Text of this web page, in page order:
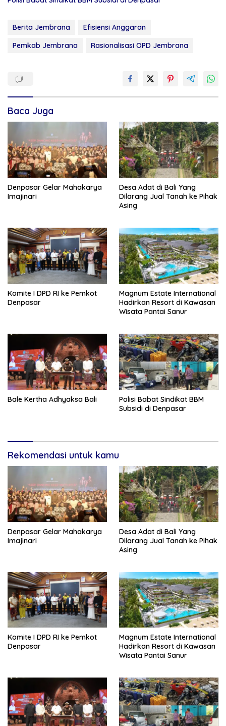
Berita Jembrana
Efisiensi Anggaran
Pemkab Jembrana
Rasionalisasi OPD Jembrana
Baca Juga
Denpasar Gelar Mahakarya
Imajinari
Desa Adat di Bali Yang
Dilarang Jual Tanah ke Pihak
Asing
Komite I DPD RI ke Pemkot
Denpasar
Magnum Estate International
Hadirkan Resort di Kawasan
Wisata Pantai Sanur
Bale Kertha Adhyaksa Bali
Polisi Babat Sindikat BBM
Subsidi di Denpasar
Rekomendasi untuk kamu
Denpasar Gelar Mahakarya
Imajinari
Desa Adat di Bali Yang
Dilarang Jual Tanah ke Pihak
Asing
Komite I DPD RI ke Pemkot
Denpasar
Magnum Estate International
Hadirkan Resort di Kawasan
Wisata Pantai Sanur